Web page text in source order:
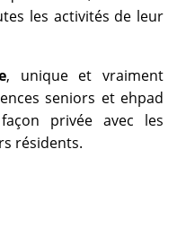
les activités de leur
, unique et vraiment
seniors et ehpad
privée avec les
résidents.